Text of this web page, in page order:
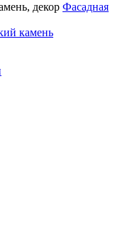
Фасадная
камень